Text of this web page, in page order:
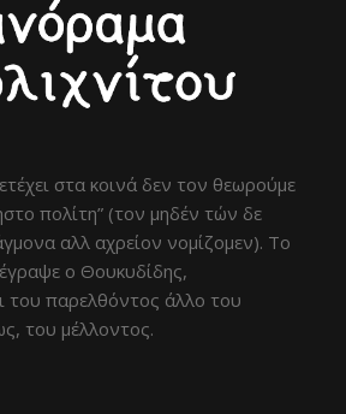
στα κοινά δεν τον θεωρούμε
πολίτη” (τον μηδέν τών δε
αλλ αχρείον νομίζομεν). Το
ο Θουκυδίδης,
του παρελθόντος άλλο του
του μέλλοντος.